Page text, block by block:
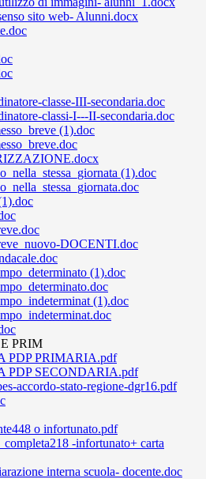
sito web- Alunni.docx
classe-III-secondaria.doc
classi-I---II-secondaria.doc
(1).doc
(1).doc
DOCENTI.doc
(1).doc
(1).doc
PRIM
PDP PRIMARIA.pdf
PDP SECONDARIA.pdf
accordo-stato-regione-dgr16.pdf
o infortunato.pdf
-infortunato+ carta
interna scuola- docente.doc